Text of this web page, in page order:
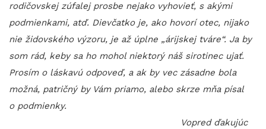
rodičovskej zúfalej prosbe nejako vyhovieť, s akými
podmienkami, atď. Dievčatko je, ako hovorí otec, nijako
nie židovského výzoru, je až úplne „árijskej tváre“. Ja by
som rád, keby sa ho mohol niektorý náš sirotinec ujať.
Prosím o láskavú odpoveď, a ak by vec zásadne bola
možná, patričný by Vám priamo, alebo skrze mňa písal
o podmienky.
Vopred ďakujúc